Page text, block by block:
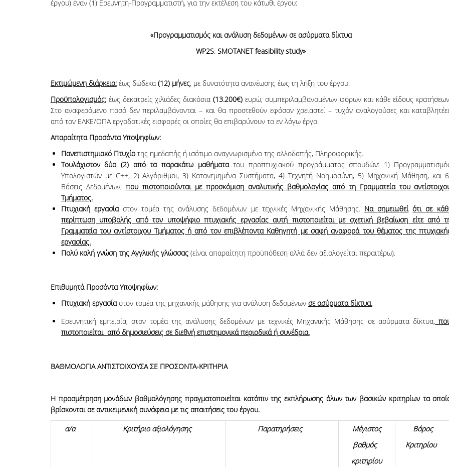
έργου) έναν (1) Ερευνητή-Προγραμματιστή, για την εκτέλεση του κάτωθι έργου:
«Προγραμματισμός και ανάλυση δεδομένων σε ασύρματα δίκτυα
WP2S:SMOTANET feasibility study»
Εκτιμώμενη διάρκεια:έως δώδεκα (12) μήνες, με δυνατότητα ανανέωσης έως τη λήξη του έργου.
Προϋπολογισμός:έως δεκατρείς χιλιάδες διακόσια(13.200€)ευρώ, συμπεριλαμβανομένων φόρων και κάθε είδους
Στο αναφερόμενο ποσό δεν περιλαμβάνονται – και θα προστεθούν εφόσον χρειαστεί – τυχόν αναλογούσες και
από τον ΕΛΚΕ/ΟΠΑ εργοδοτικές εισφορές οι οποίες θα επιβαρύνουν το εν λόγω έργο.
Απαραίτητα Προσόντα Υποψηφίων:
Πανεπιστημιακό Πτυχίοτης ημεδαπής ή ισότιμο αναγνωρισμένο της αλλοδαπής, Πληροφορικής.
Τουλάχιστον δύο (2) από τα παρακάτω μαθήματατου προπτυχιακού προγράμματος σπουδών: 1)
Υπολογιστών με C++, 2) Αλγόριθμοι, 3) Κατανεμημένα Συστήματα, 4) Τεχνητή Νοημοσύνη, 5) Μηχανική Μάθηση, και
Βάσεις Δεδομένων, που πιστοποιούνται με προσκόμιση αναλυτικής βαθμολογίας από τη Γραμματεία του
Τμήματος.
Πτυχιακή εργασίαστον τομέα της ανάλυσης δεδομένων με τεχνικές Μηχανικής Μάθησης. Να σημειωθεί ότι σε
περίπτωση υποβολής από τον υποψήφιο πτυχιακής εργασίας αυτή πιστοποιείται με σχετική βεβαίωση είτε από
Γραμματεία του αντίστοιχου Τμήματος ή από τον επιβλέποντα Καθηγητή με σαφή αναφορά του θέματος της
εργασίας.
Πολύ καλή γνώση της Αγγλικής γλώσσας (είναι απαραίτητη προϋπόθεση αλλά δεν αξιολογείται περαιτέρω).
Επιθυμητά Προσόντα Υποψηφίων:
Πτυχιακή εργασίαστον τομέα της μηχανικής μάθησης για ανάλυση δεδομένων σε ασύρματα δίκτυα.
Ερευνητική εμπειρία, στον τομέα της ανάλυσης δεδομένων με τεχνικές Μηχανικής Μάθησης σε ασύρματα δίκτυα,
πιστοποιείται από δημοσιεύσεις σε διεθνή επιστημονικά περιοδικά ή συνέδρια.
ΒΑΘΜΟΛΟΓΙΑ ΑΝΤΙΣΤΟΙΧΟΥΣΑ ΣΕ ΠΡΟΣΟΝΤΑ-ΚΡΙΤΗΡΙΑ
Η προσμέτρηση μονάδων βαθμολόγησης πραγματοποιείται κατόπιν της εκπλήρωσης όλων των βασικών κριτηρίων τα
βρίσκονται σε αντικειμενική συνάφεια με τις απαιτήσεις του έργου.
α/α
Κριτήριο αξιολόγησης Παρατηρήσεις
Μέγιστος
βαθμός
κριτηρίου
Βάρος
Κριτηρίου
The programme was for me so
than learning modern business
environment which also
take a step back and rethink my
strengths, values and aspirations
design my future career